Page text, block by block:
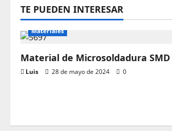
TE PUEDEN INTERESAR
Materiales
Material de Microsoldadura SMD
Luis 28 de mayo de 2024 0